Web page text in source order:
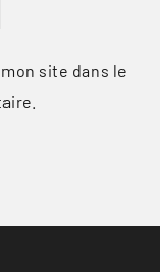
site dans le